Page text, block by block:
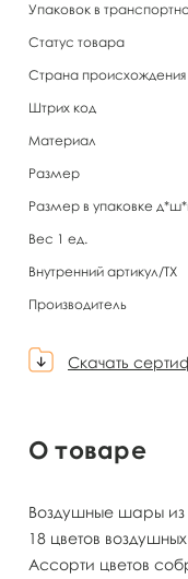
Упаковок в
Статус товара
Страна происхождения
Штрих код
Материал
Размер
Размер в упаковке
Вес 1 ед.
Внутренний артикул/TX
Производитель
Скачать
О товаре
Воздушные шары из
18 цветов
Ассорти цветов